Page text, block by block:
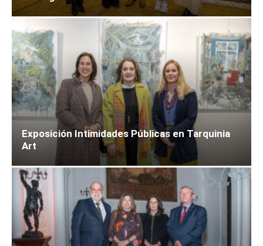
Exposición Intimidades Públicas en Tarquinia
Art